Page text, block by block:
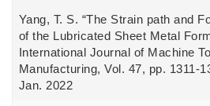
Yang, T. S. “The Strain path and
of the Lubricated Sheet Metal
International Journal of Machine
Manufacturing, Vol. 47, pp. 1311-
Jan. 2022